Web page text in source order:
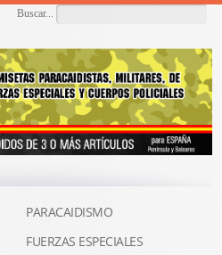
Buscar...
PARACAIDISMO
FUERZAS ESPECIALES